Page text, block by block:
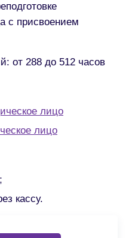
с присвоением
: от 288 до 512 часов
лицо
лицо
кассу.